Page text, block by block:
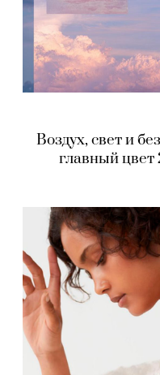
Воздух, свет и
главный цвет